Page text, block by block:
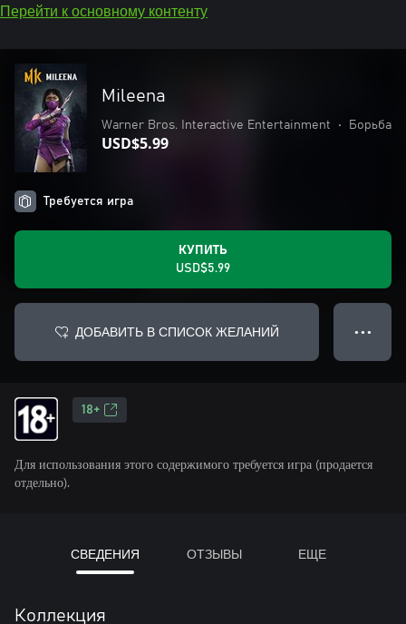
Перейти к основному контенту
Mileena
Warner Bros. Interactive Entertainment • Борьба
USD$5.99
Требуется игра
КУПИТЬ
USD$5.99
ДОБАВИТЬ В СПИСОК ЖЕЛАНИЙ ● ● ●
18+
Для использования этого содержимого требуется игра (продается
отдельно).
СВЕДЕНИЯ ОТЗЫВЫ ЕЩЕ
Коллекция